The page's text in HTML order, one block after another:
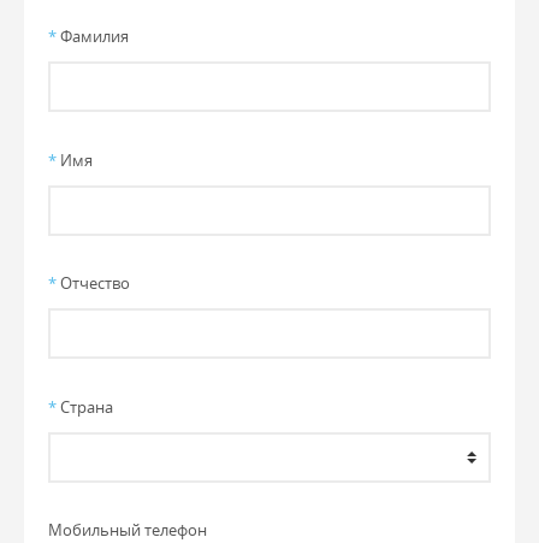
*Фамилия
* Имя
*Отчество
*Страна
Мобильный телефон